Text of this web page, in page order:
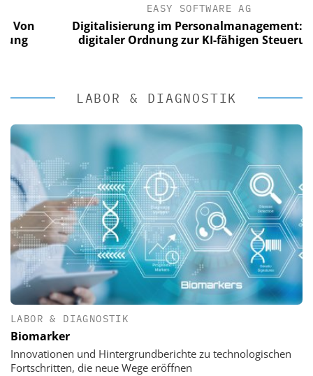
EASY SOFTWARE AG
Digitalisierung im Personalmanagement: Von
digitaler Ordnung zur KI-fähigen Steuerung
LABOR & DIAGNOSTIK
LABOR & DIAGNOSTIK
Biomarker
Innovationen und Hintergrundberichte zu technologischen
Fortschritten, die neue Wege eröffnen